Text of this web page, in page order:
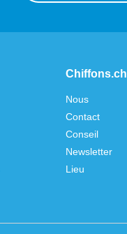
Chiffons.ch
Nous
Contact
Conseil
Newsletter
Lieu